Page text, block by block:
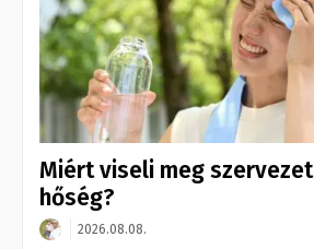
Miért viseli meg
hőség?
2026.08.08.